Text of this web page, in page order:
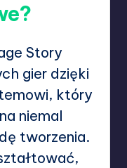
Story
gier dzięki
który
niemal
tworzenia.